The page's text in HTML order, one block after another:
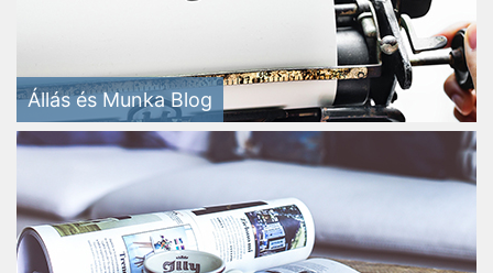
Állás és Munka Blog